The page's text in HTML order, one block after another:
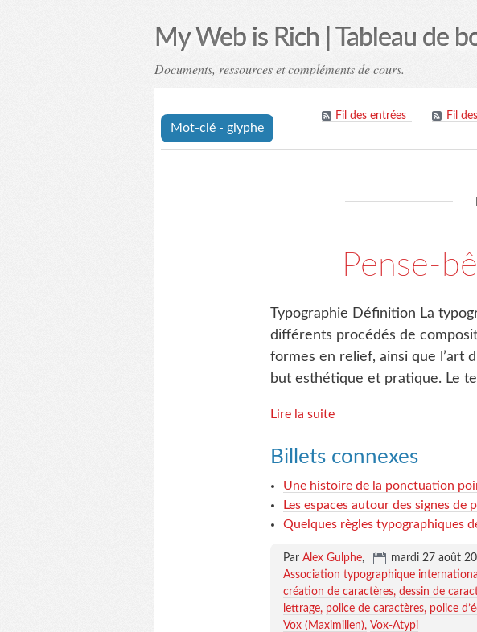
My Web is Rich | Tableau de
Documents, ressources et compléments de cours.
Mot-clé - glyphe
Fil des entrées Fil
Pense-
Typographie Définition La
différents procédés de
formes en relief, ainsi que l’art
but esthétique et pratique. Le
Lire la suite
Billets connexes
Une histoire de la ponctuation
Les espaces autour des signes
Quelques règles typographiques
Par Alex Gulphe, mardi 27 août
Association typographique
création de caractères dessin de
lettrage police de caractères police
Vox (Maximilien)
Vox-Atypi